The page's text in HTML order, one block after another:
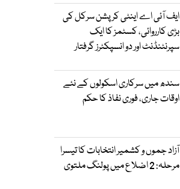
ایف آئی اے اینٹی کرپشن سرکل کی
بڑی کارروائی، کسٹمز کا ایک
سپرنٹنڈنٹ اور دو انسپکٹرز گرفتار
سندھ میں سرکاری اسکولوں کے نئے
اوقات جاری، فوری نفاذ کا حکم
آزاد جموں و کشمیر انتخابات کا تیسرا
مرحلہ: 2 اضلاع میں پولنگ ملتوی